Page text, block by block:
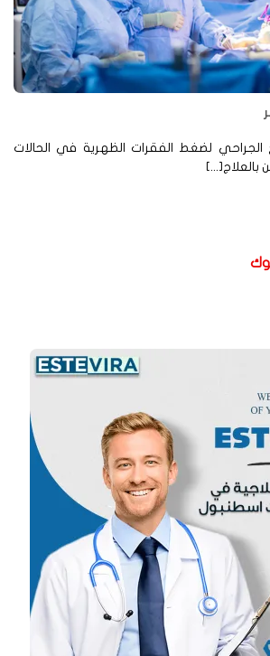
لضغط الفقرات الظهرية في الحالات